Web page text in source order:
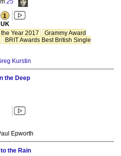
25
1
UK
Year 2017
Grammy Award
BRIT Awards Best British Single
Kurstin
the Deep
Epworth
the Rain